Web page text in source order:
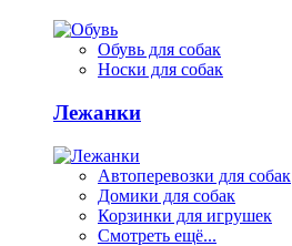
Обувь для собак
Носки для собак
Лежанки
Автоперевозки для собак
Домики для собак
Корзинки для игрушек
Смотреть ещё...